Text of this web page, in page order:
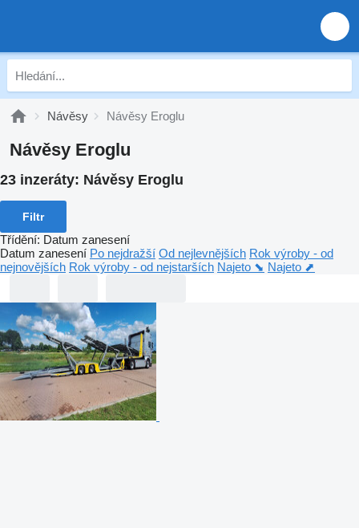
Návěsy Návěsy Eroglu
Návěsy Eroglu
23 inzeráty: Návěsy Eroglu
Filtr
Třídění: Datum zanesení
Datum zanesení Po nejdražší Od nejlevnějších Rok výroby - od
nejnovějších Rok výroby - od nejstarších Najeto ⬊ Najeto ⬈